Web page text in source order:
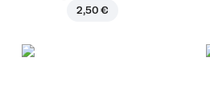
2,50 €